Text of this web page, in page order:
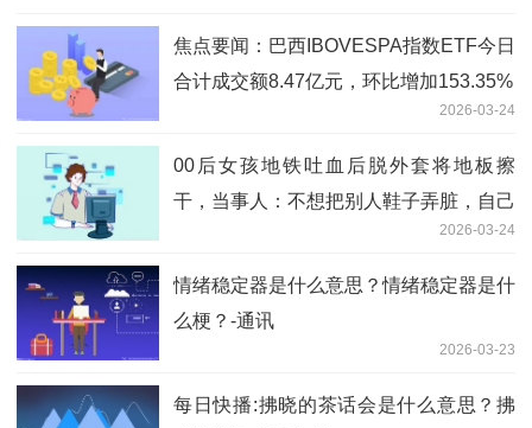
焦点要闻：巴西IBOVESPA指数ETF今日
合计成交额8.47亿元，环比增加153.35%
2026-03-24
00后女孩地铁吐血后脱外套将地板擦
干，当事人：不想把别人鞋子弄脏，自己
病情严重，当天还收到病危通知 今头条
2026-03-24
情绪稳定器是什么意思？情绪稳定器是什
么梗？-通讯
2026-03-23
每日快播:拂晓的茶话会是什么意思？拂